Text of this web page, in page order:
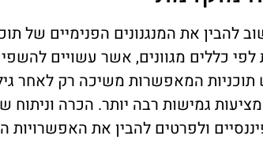
את המנגנונים הפנימיים של
כללים מגוונים, אשר עשויים
תוכניות המאפשרות משיכה רק לאחר
גמישות רבה יותר. הכרה וניתוח
ולפרטים להבין את האפשרויות